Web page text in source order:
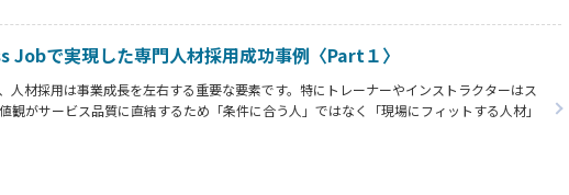
Jobで実現した専門人材採用成功事例〈Part１〉
人材採用は事業成長を左右する重要な要素です。特にトレーナーやインストラクターはス
観がサービス品質に直結するため「条件に合う人」ではなく「現場にフィットする人材」
す。
じて実際に採用に至った企業様と登録者様の双方より採用や転職における成功の秘訣を